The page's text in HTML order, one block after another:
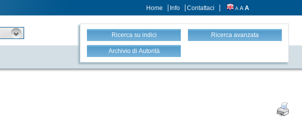
Home Info Contattaci A A A
Ricerca su indici Ricerca avanzata
Archivio di Autorità